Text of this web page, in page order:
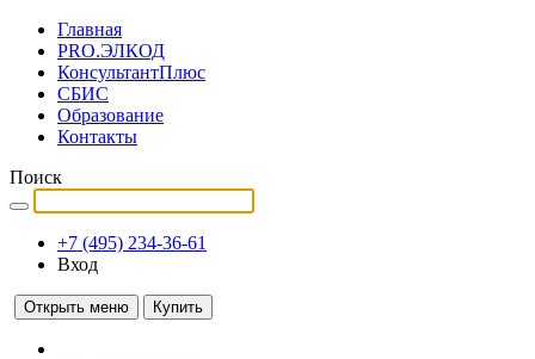
Главная
PRO.ЭЛКОД
КонсультантПлюс
СБИС
Образование
Контакты
Поиск
+7 (495) 234-36-61
Вход
Открыть меню Купить